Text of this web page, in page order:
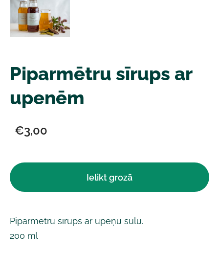
Piparmētru sīrups ar
upenēm
€3,00
Ielikt grozā
Piparmētru sīrups ar upeņu sulu.
200 ml